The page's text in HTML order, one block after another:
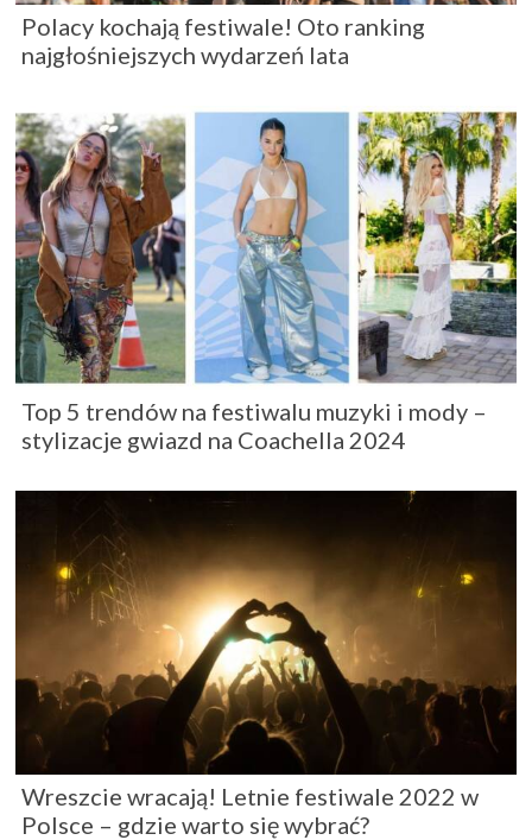
Polacy kochają festiwale! Oto ranking
najgłośniejszych wydarzeń lata
Top 5 trendów na festiwalu muzyki i mody –
stylizacje gwiazd na Coachella 2024
Wreszcie wracają! Letnie festiwale 2022 w
Polsce – gdzie warto się wybrać?